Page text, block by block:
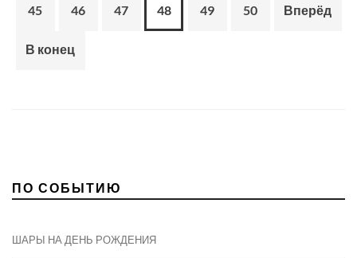
45 46 47 48 49 50 Вперёд
В конец
ПО СОБЫТИЮ
ШАРЫ НА ДЕНЬ РОЖДЕНИЯ